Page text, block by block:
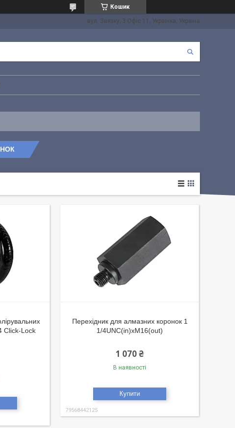
Кошик
вул. Звязку, 3 Офіс 11, Українка, Україна
Click-Lock
Перехідник для алмазних коронок 1
1/4UNC(in)xM16(out)
1 070 ₴
В наявності
Купити
79568442125